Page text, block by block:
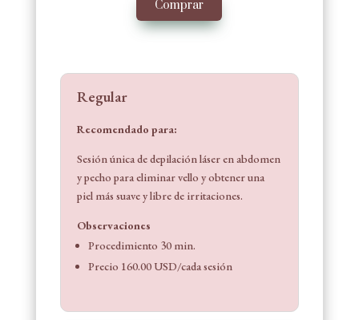
Comprar
Regular
Recomendado para:
Sesión única de depilación láser en abdomen
y pecho para eliminar vello y obtener una
piel más suave y libre de irritaciones.
Observaciones
Procedimiento 30 min.
Precio 160.00 USD/cada sesión